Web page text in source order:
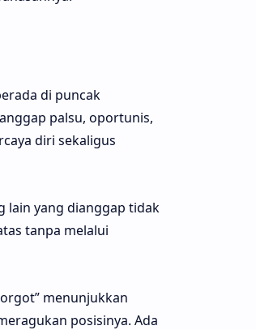
di puncak
palsu, oportunis,
diri sekaligus
lain yang dianggap tidak
tanpa melalui
menunjukkan
posisinya. Ada